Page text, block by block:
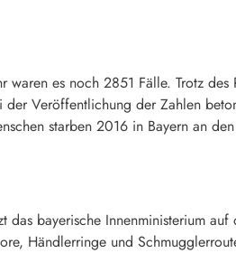
es noch 2851 Fälle. Trotz
Veröffentlichung der Zahlen
starben 2016 in Bayern an
bayerische Innenministerium
Händlerringe und